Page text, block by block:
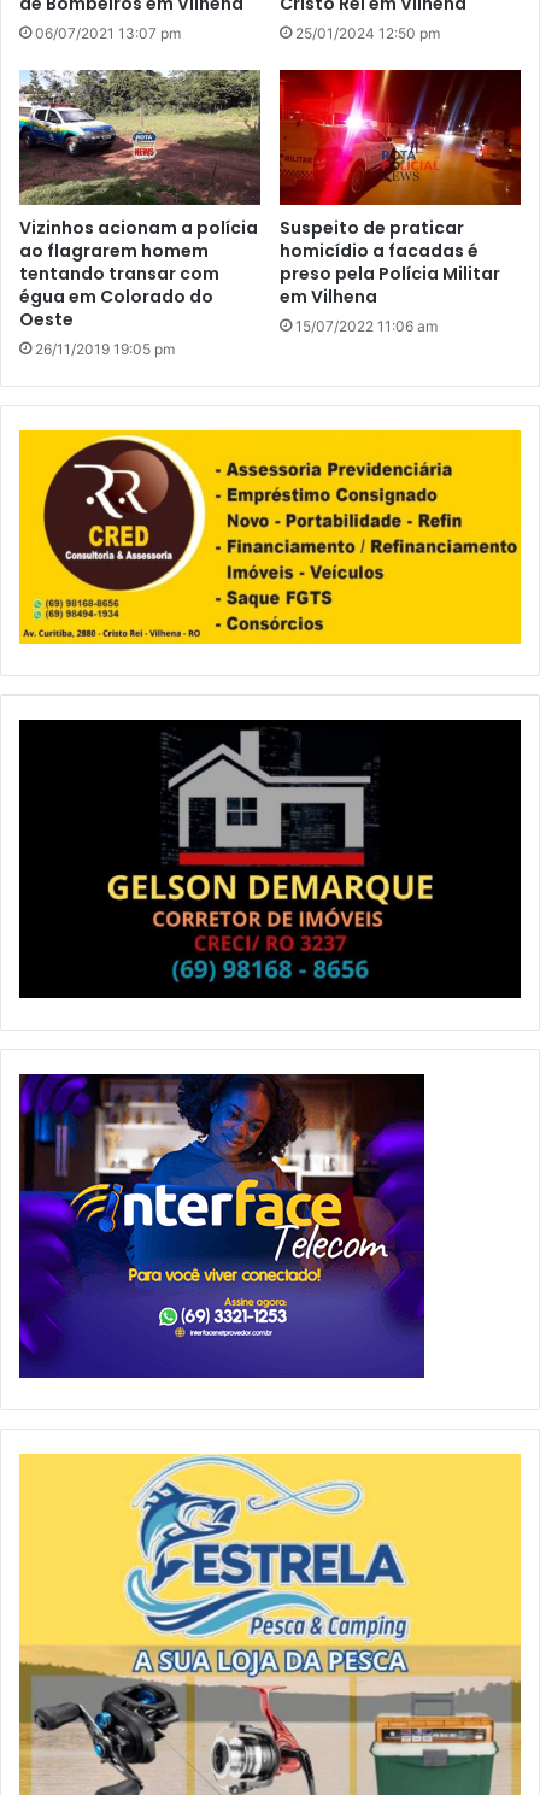
06/07/2021 13:07 pm 25/01/2024 12:50 pm
Vizinhos acionam a polícia
ao flagrarem homem
tentando transar com
égua em Colorado do
Oeste
26/11/2019 19:05 pm
Suspeito de praticar
homicídio a facadas é
preso pela Polícia Militar
em Vilhena
15/07/2022 11:06 am